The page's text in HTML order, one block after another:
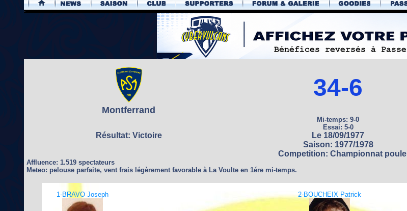
.
Montferrand
34-6
Mi-temps: 9-0
Essai: 5-0
Résultat: Victoire Le 18/09/1977
Saison: 1977/1978
Competition: Championnat poule
Affluence: 1.519 spectateurs
Meteo: pelouse parfaite, vent frais légèrement favorable à La Voulte en 1ére mi-temps.
1-BRAVO Joseph 2-BOUCHEIX Patrick